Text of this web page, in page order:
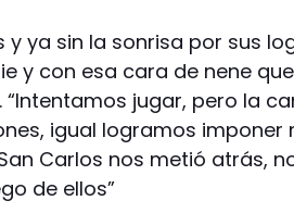
y ya sin la sonrisa por sus
y con esa cara de nene
“Intentamos jugar, pero la
igual logramos imponer
Carlos nos metió atrás,
de ellos”